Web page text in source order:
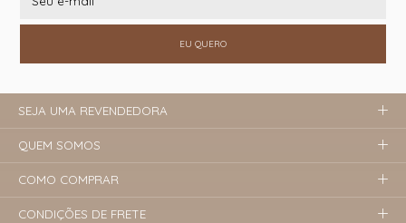
EU QUERO
SEJA UMA REVENDEDORA
QUEM SOMOS
COMO COMPRAR
CONDIÇÕES DE FRETE